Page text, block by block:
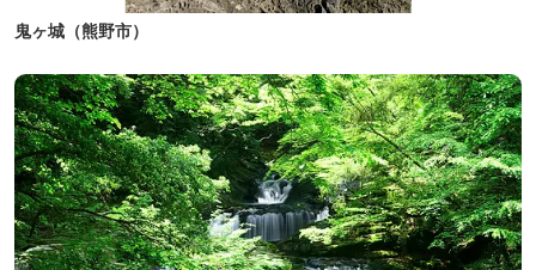
鬼ヶ城（熊野市）